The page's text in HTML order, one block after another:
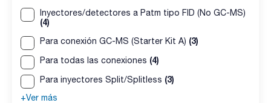
Inyectores/detectores a Patm tipo FID (No GC-MS)
(4)
Para conexión GC-MS (Starter Kit A) (3)
Para todas las conexiones (4)
Para inyectores Split/Splitless (3)
+Ver más